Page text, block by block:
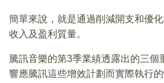
簡單來說，就是通過削減開支和優
收入及盈利質量。
騰訊音樂的第3季業績透露出的三個
響應騰訊這些增效計劃而實際執行